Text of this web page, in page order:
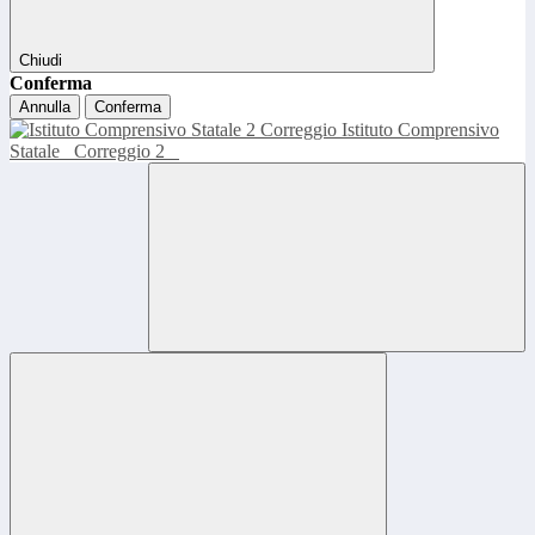
Chiudi
Conferma
Annulla Conferma
Istituto Comprensivo
Statale
Correggio 2